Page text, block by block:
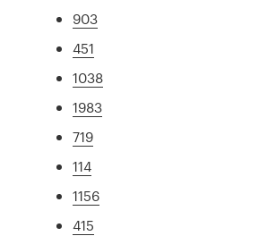
903
451
1038
1983
719
114
1156
415